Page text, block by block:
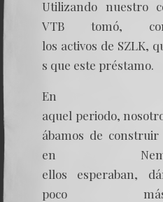
Utilizando nuestro
VTB tomó,
los activos de SZLK,
s que este préstamo.
En
aquel periodo,
ábamos de
en
ellos esperaban,
poco